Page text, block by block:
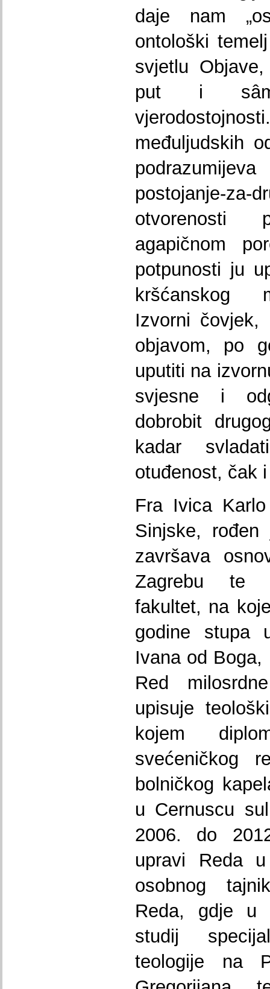
daje nam
ontološki
svjetlu
put i sâm
međuljudskih
postojanje-za-
otvorenosti
agapičnom
potpunosti ju
kršćanskog
Izvorni čovjek,
objavom, po
uputiti na
svjesne i
dobrobit
kadar
otuđenost, čak
Fra Ivica
Sinjske,
završava
Zagrebu te
fakultet, na
godine stupa
Ivana od
Red
upisuje
kojem
svećeničkog
bolničkog
u Cernuscu
2006. do
upravi Reda
osobnog
Reda, gdje u
studij
teologije na